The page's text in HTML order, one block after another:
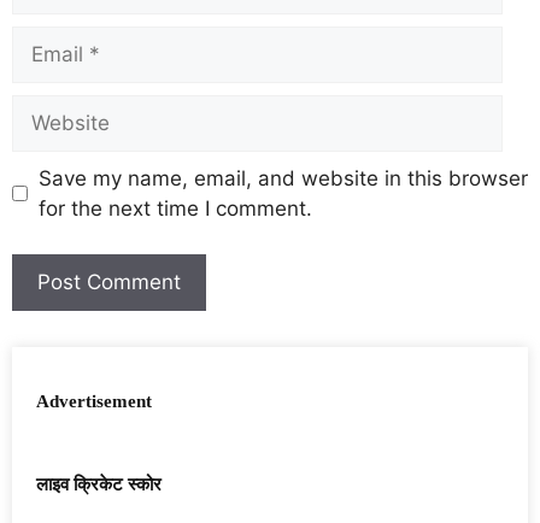
Save my name, email, and website in this browser
for the next time I comment.
Advertisement
लाइव क्रिकेट स्कोर